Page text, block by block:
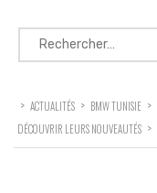
Rechercher :
> ACTUALITÉS > BMW TUNISIE >
DÉCOUVRIR LEURS NOUVEAUTÉS >